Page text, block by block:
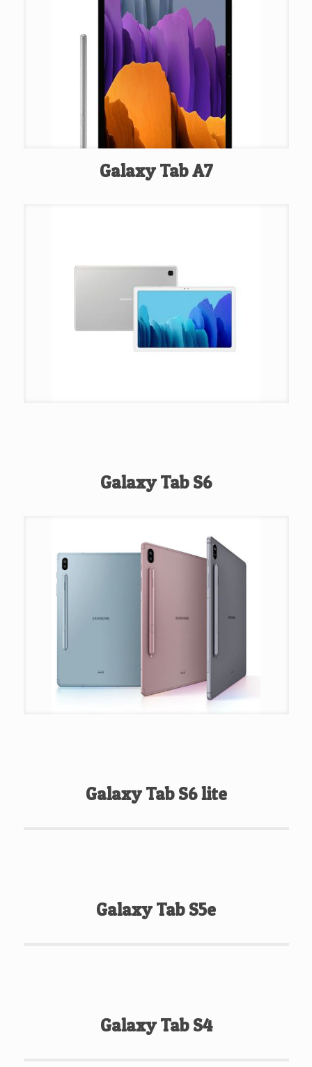
Galaxy Tab A7
Galaxy Tab S6
Galaxy Tab S6 lite
Galaxy Tab S5e
Galaxy Tab S4